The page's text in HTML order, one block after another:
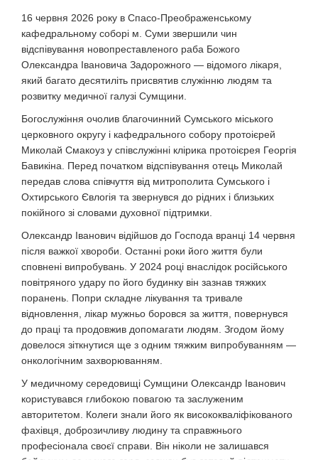
16 червня 2026 року в Спасо-Преображенському
кафедральному соборі м. Суми звершили чин
відспівування новопреставленого раба Божого
Олександра Івановича Задорожного — відомого лікаря,
який багато десятиліть присвятив служінню людям та
розвитку медичної галузі Сумщини.
Богослужіння очолив благочинний Сумського міського
церковного округу і кафедрального собору протоієрей
Миколай Смакоуз у співслужінні клірика протоієрея Георгія
Бавикіна. Перед початком відспівування отець Миколай
передав слова співчуття від митрополита Сумського і
Охтирського Євлогія та звернувся до рідних і близьких
покійного зі словами духовної підтримки.
Олександр Іванович відійшов до Господа вранці 14 червня
після важкої хвороби. Останні роки його життя були
сповнені випробувань. У 2024 році внаслідок російського
повітряного удару по його будинку він зазнав тяжких
поранень. Попри складне лікування та тривале
відновлення, лікар мужньо боровся за життя, повернувся
до праці та продовжив допомагати людям. Згодом йому
довелося зіткнутися ще з одним тяжким випробуванням —
онкологічним захворюванням.
У медичному середовищі Сумщини Олександр Іванович
користувався глибокою повагою та заслуженим
авторитетом. Колеги знали його як висококваліфікованого
фахівця, доброзичливу людину та справжнього
професіонала своєї справи. Він ніколи не залишався